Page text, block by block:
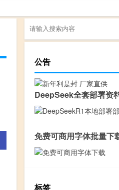
公告
DeepSeek全套部署资
免费可商用字体批量下
标签